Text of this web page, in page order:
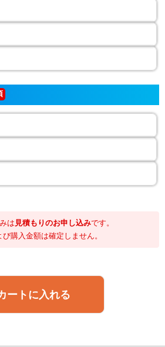
は 見積もりのお申し込みです。
び購入金額は確定しません。
ートに入れる